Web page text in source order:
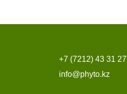
+7 (7212) 43 31 27
info@phyto.kz